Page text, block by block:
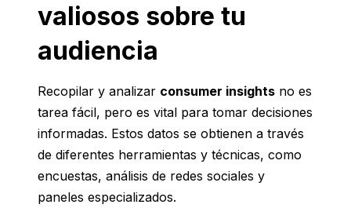
valiosos sobre tu
audiencia
Recopilar y analizar consumer insights no es
tarea fácil, pero es vital para tomar decisiones
informadas. Estos datos se obtienen a través
de diferentes herramientas y técnicas, como
encuestas, análisis de redes sociales y
paneles especializados.